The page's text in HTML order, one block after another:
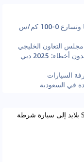
إطلاق Xiaomi SU7 Ultra بقوة 1548 حصانًا وتسارع 0-100 كم/س
التعاون الخليجي
2025 دبي
السيارات
في السعودية